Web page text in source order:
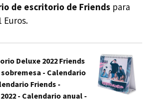
de escritorio de Friends para
Euros.
Deluxe 2022 Friends
- Calendario
Friends -
- Calendario anual -